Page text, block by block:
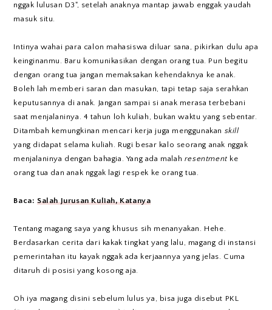
nggak lulusan D3", setelah anaknya mantap jawab enggak yaudah
masuk situ.
Intinya wahai para calon mahasiswa diluar sana, pikirkan dulu apa
keinginanmu. Baru komunikasikan dengan orang tua. Pun begitu
dengan orang tua jangan memaksakan kehendaknya ke anak.
Boleh lah memberi saran dan masukan, tapi tetap saja serahkan
keputusannya di anak. Jangan sampai si anak merasa terbebani
saat menjalaninya. 4 tahun loh kuliah, bukan waktu yang sebentar.
Ditambah kemungkinan mencari kerja juga menggunakan skill
yang didapat selama kuliah. Rugi besar kalo seorang anak nggak
menjalaninya dengan bahagia. Yang ada malah resentment ke
orang tua dan anak nggak lagi respek ke orang tua.
Baca:Salah Jurusan Kuliah, Katanya
Tentang magang saya yang khusus sih menanyakan. Hehe.
Berdasarkan cerita dari kakak tingkat yang lalu, magang di instansi
pemerintahan itu kayak nggak ada kerjaannya yang jelas. Cuma
ditaruh di posisi yang kosong aja.
Oh iya magang disini sebelum lulus ya, bisa juga disebut PKL